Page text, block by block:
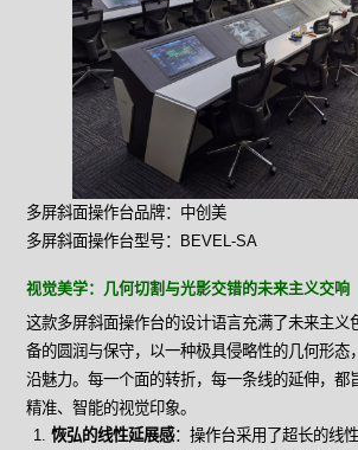
多屏斜面操作台品牌：中创美
多屏斜面操作台型号：BEVEL-SA
视觉美学：几何切割与光影交错的未来主义交响
这款多屏斜面操作台的设计语言充满了未来主义
备的圆润与保守，以一种极具侵略性的几何形态
沿魅力。每一个面的转折，每一条线的延伸，都
精准、智能的视觉印象。
恢弘的线性延展感：操作台采用了超长的线